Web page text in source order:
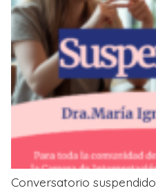
Conversatorio suspendido